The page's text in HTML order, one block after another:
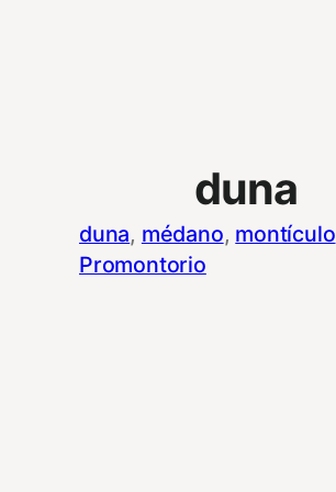
duna
duna, médano, montículo
Promontorio